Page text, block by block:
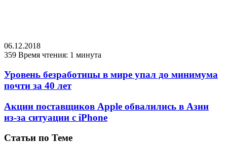
06.12.2018
359 Время чтения: 1 минута
Уровень безработицы в мире упал до минимума
почти за 40 лет
Акции поставщиков Apple обвалились в Азии
из-за ситуации с iPhone
Статьи по Теме